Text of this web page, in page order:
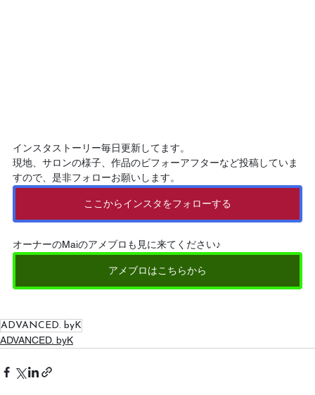
インスタストーリー毎日更新してます。
現地、サロンの様子、作品のビフォーアフターなど投稿していま
すので、是非フォローお願いします。
ここからインスタをフォローする
オーナーのMaiのアメブロも見に来てください♪
アメブロはこちらから
ADVANCED. byK
ADVANCED. byK